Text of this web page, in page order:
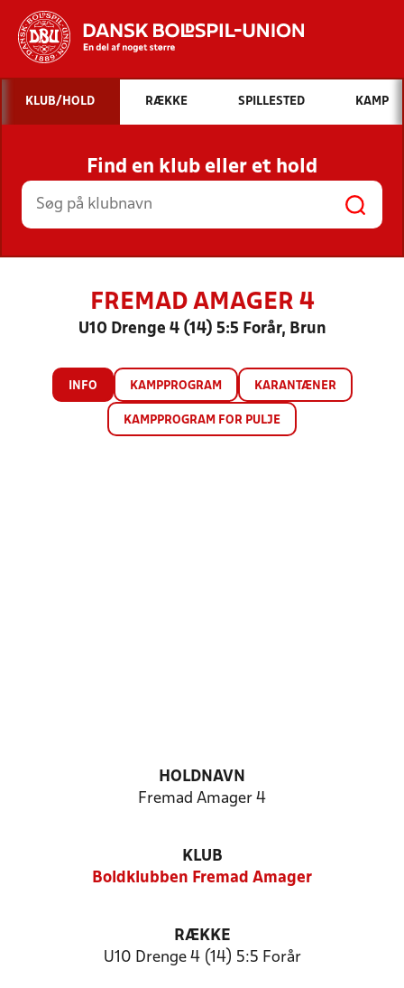
Hvad vil du søge efter?
INDHOLD OG NYHEDER
STILLINGER, RESULTATER, KLUBBER OG
HOLD
KLUB/HOLD RÆKKE SPILLESTED KAMP
Find en klub eller et hold
FREMAD AMAGER 4
U10 Drenge 4 (14) 5:5 Forår, Brun
INFO KAMPPROGRAM KARANTÆNER
KAMPPROGRAM FOR PULJE
HOLDNAVN
Fremad Amager 4
KLUB
Boldklubben Fremad Amager
RÆKKE
U10 Drenge 4 (14) 5:5 Forår